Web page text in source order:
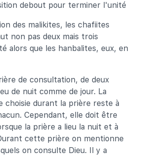
debout pour terminer l'unité
des malikites, les chafiites
non pas deux mais trois
alors que les hanbalites, eux, en
de consultation, de deux
de nuit comme de jour. La
choisie durant la prière reste à
Cependant, elle doit être
la prière a lieu la nuit et à
cette prière on mentionne
on consulte Dieu. Il y a